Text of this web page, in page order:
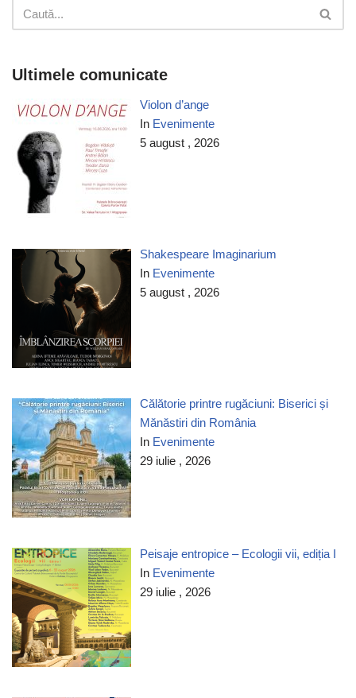
Ultimele comunicate
Violon d’ange
In Evenimente
5 august , 2026
Shakespeare Imaginarium
In Evenimente
5 august , 2026
Călătorie printre rugăciuni: Biserici și
Mănăstiri din România
In Evenimente
29 iulie , 2026
Peisaje entropice – Ecologii vii, ediția I
In Evenimente
29 iulie , 2026